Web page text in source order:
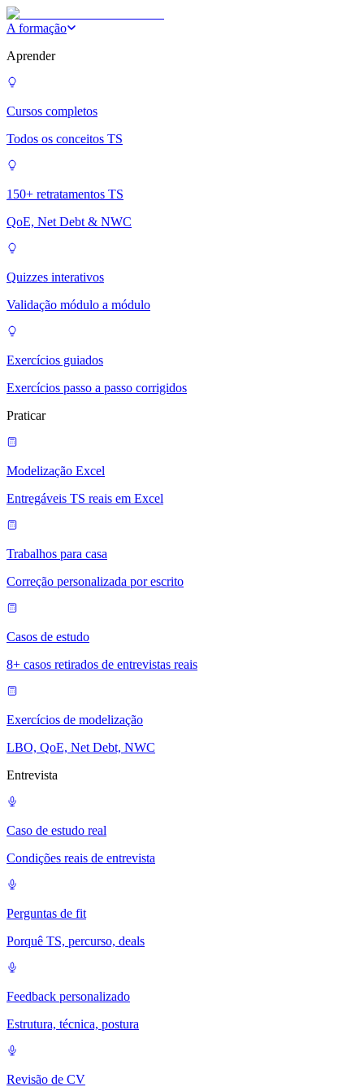
A formação
Aprender
Cursos completos
Todos os conceitos TS
150+ retratamentos TS
QoE, Net Debt & NWC
Quizzes interativos
Validação módulo a módulo
Exercícios guiados
Exercícios passo a passo corrigidos
Praticar
Modelização Excel
Entregáveis TS reais em Excel
Trabalhos para casa
Correção personalizada por escrito
Casos de estudo
8+ casos retirados de entrevistas reais
Exercícios de modelização
LBO, QoE, Net Debt, NWC
Entrevista
Caso de estudo real
Condições reais de entrevista
Perguntas de fit
Porquê TS, percurso, deals
Feedback personalizado
Estrutura, técnica, postura
Revisão de CV